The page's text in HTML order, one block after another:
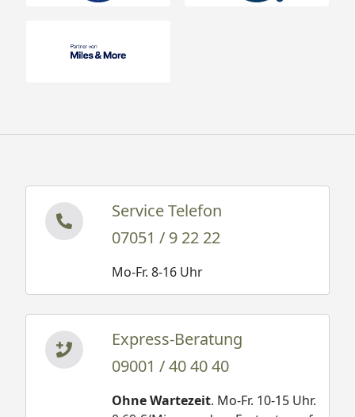
Service Telefon
07051 / 9 22 22
Mo-Fr. 8-16 Uhr
Express-Beratung
09001 / 40 40 40
Ohne Wartezeit. Mo-Fr. 10-15 Uhr.